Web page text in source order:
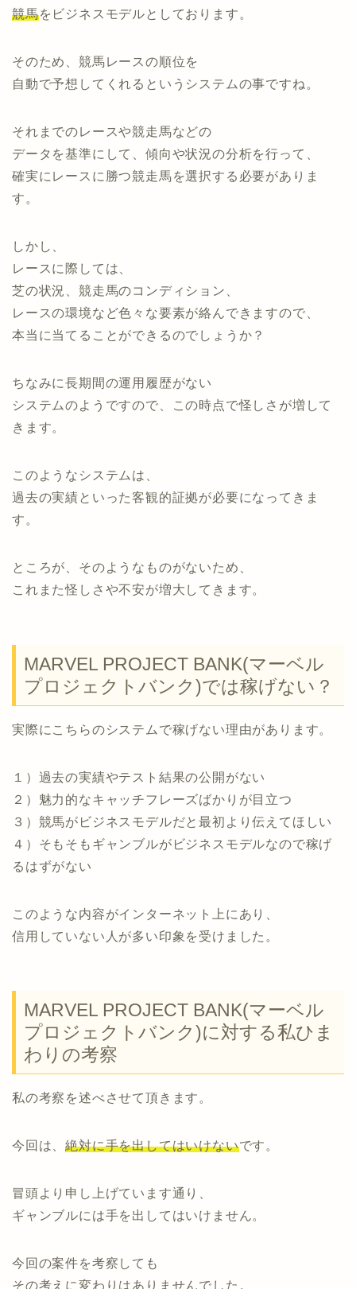
競馬をビジネスモデルとしております。
そのため、競馬レースの順位を
自動で予想してくれるというシステムの事ですね。
それまでのレースや競走馬などの
データを基準にして、傾向や状況の分析を行って、
確実にレースに勝つ競走馬を選択する必要がありま
す。
しかし、
レースに際しては、
芝の状況、競走馬のコンディション、
レースの環境など色々な要素が絡んできますので、
本当に当てることができるのでしょうか？
ちなみに長期間の運用履歴がない
システムのようですので、この時点で怪しさが増して
きます。
このようなシステムは、
過去の実績といった客観的証拠が必要になってきま
す。
ところが、そのようなものがないため、
これまた怪しさや不安が増大してきます。
MARVEL PROJECT BANK(マーベル
プロジェクトバンク)では稼げない？
実際にこちらのシステムで稼げない理由があります。
１）過去の実績やテスト結果の公開がない
２）魅力的なキャッチフレーズばかりが目立つ
３）競馬がビジネスモデルだと最初より伝えてほしい
４）そもそもギャンブルがビジネスモデルなので稼げ
るはずがない
このような内容がインターネット上にあり、
信用していない人が多い印象を受けました。
MARVEL PROJECT BANK(マーベル
プロジェクトバンク)に対する私ひま
わりの考察
私の考察を述べさせて頂きます。
今回は、絶対に手を出してはいけないです。
冒頭より申し上げています通り、
ギャンブルには手を出してはいけません。
今回の案件を考察しても
その考えに変わりはありませんでした。